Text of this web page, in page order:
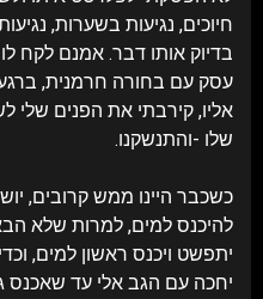
חיוכים, נגיעות בשערות,
בדיוק אותו דבר. אמנם לקח
עסק עם בחורה חרמנית,
אליו, קירבתי את הפנים שלי
שלו -והתנשקנו.
כשכבר היינו ממש קרובים,
להיכנס למים, למרות שלא
יתפשט ויכנס ראשון למים,
יחכה עם הגב אלי עד שאכנס